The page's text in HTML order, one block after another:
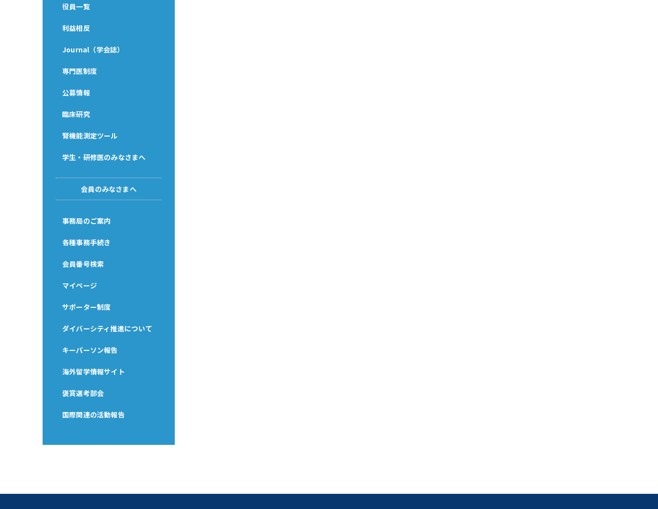
役員一覧
利益相反
Journal（学会誌）
専門医制度
公募情報
臨床研究
腎機能測定ツール
学生・研修医のみなさまへ
会員のみなさまへ
事務局のご案内
各種事務手続き
会員番号検索
マイページ
サポーター制度
ダイバーシティ推進について
キーパーソン報告
海外留学情報サイト
褒賞選考部会
国際関連の活動報告